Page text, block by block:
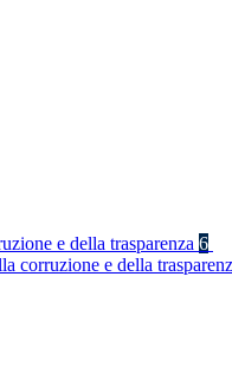
e della trasparenza 6
corruzione e della